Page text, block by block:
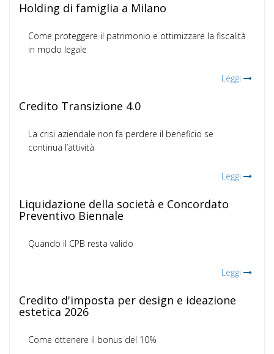
Holding di famiglia a Milano
Come proteggere il patrimonio e ottimizzare la fiscalità
in modo legale
Leggi
Credito Transizione 4.0
La crisi aziendale non fa perdere il beneficio se
continua l’attività
Leggi
Liquidazione della società e Concordato
Preventivo Biennale
Quando il CPB resta valido
Leggi
Credito d'imposta per design e ideazione
estetica 2026
Come ottenere il bonus del 10%